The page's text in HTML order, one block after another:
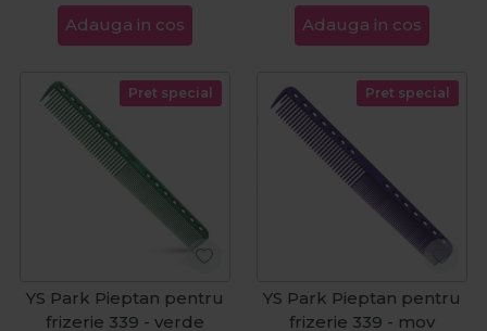
Adauga in cos Adauga in cos
Pret special
YS Park Pieptan pentru
frizerie 339 - verde
Pret special
YS Park Pieptan pentru
frizerie 339 - mov